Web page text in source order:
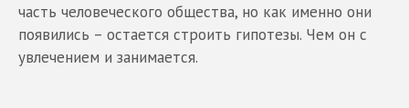
часть человеческого общества, но как именно они
появились – остается строить гипотезы. Чем он с
увлечением и занимается.